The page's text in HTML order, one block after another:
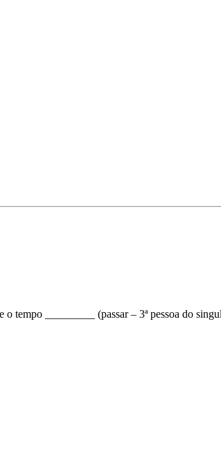
tempo _________ (passar – 3ª pessoa do